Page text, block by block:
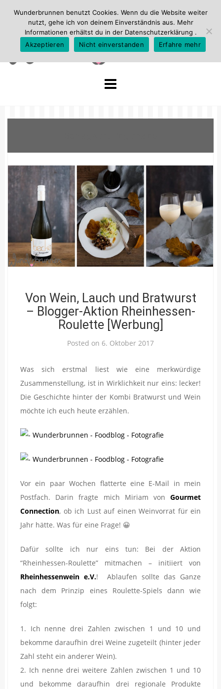
Von Wein, Lauch und Bratwurst
– Blogger-Aktion Rheinhessen-
Roulette [Werbung]
Posted on 6. Oktober 2017
Was sich erstmal liest wie eine merkwürdige
Zusammenstellung, ist in Wirklichkeit nur eins: lecker!
Die Geschichte hinter der Kombi Bratwurst und Wein
möchte ich euch heute erzählen.
Vor ein paar Wochen flatterte eine E-Mail in mein
Postfach. Darin fragte mich Miriam von Gourmet
Connection, ob ich Lust auf einen Weinvorrat für ein
Jahr hätte. Was für eine Frage! 😀
Dafür sollte ich nur eins tun: Bei der Aktion
“Rheinhessen-Roulette” mitmachen – initiiert von
Rheinhessenwein e.V.! Ablaufen sollte das Ganze
nach dem Prinzip eines Roulette-Spiels dann wie
folgt:
1. Ich nenne drei Zahlen zwischen 1 und 10 und
bekomme daraufhin drei Weine zugeteilt (hinter jeder
Zahl steht ein anderer Wein).
2. Ich nenne drei weitere Zahlen zwischen 1 und 10
und bekomme daraufhin drei regionale Produkte
Wunderbrunnen benutzt Cookies. Wenn du die Website weiter
nutzt, gehe ich von deinem Einverständnis aus. Mehr
Informationen erhältst du in der Datenschutzerklärung .
Akzeptieren
Nicht einverstanden Erfahre mehr